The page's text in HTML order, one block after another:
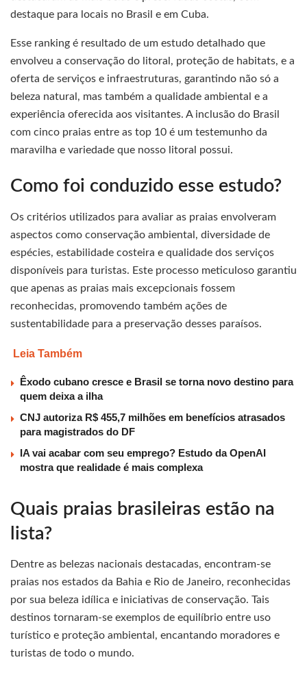
destaque para locais no Brasil e em Cuba.
Esse ranking é resultado de um estudo detalhado que
envolveu a conservação do litoral, proteção de habitats, e a
oferta de serviços e infraestruturas, garantindo não só a
beleza natural, mas também a qualidade ambiental e a
experiência oferecida aos visitantes. A inclusão do Brasil
com cinco praias entre as top 10 é um testemunho da
maravilha e variedade que nosso litoral possui.
Como foi conduzido esse estudo?
Os critérios utilizados para avaliar as praias envolveram
aspectos como conservação ambiental, diversidade de
espécies, estabilidade costeira e qualidade dos serviços
disponíveis para turistas. Este processo meticuloso garantiu
que apenas as praias mais excepcionais fossem
reconhecidas, promovendo também ações de
sustentabilidade para a preservação desses paraísos.
Leia Também
Êxodo cubano cresce e Brasil se torna novo destino para
quem deixa a ilha
CNJ autoriza R$ 455,7 milhões em benefícios atrasados
para magistrados do DF
IA vai acabar com seu emprego? Estudo da OpenAI
mostra que realidade é mais complexa
Quais praias brasileiras estão na
lista?
Dentre as belezas nacionais destacadas, encontram-se
praias nos estados da Bahia e Rio de Janeiro, reconhecidas
por sua beleza idílica e iniciativas de conservação. Tais
destinos tornaram-se exemplos de equilíbrio entre uso
turístico e proteção ambiental, encantando moradores e
turistas de todo o mundo.